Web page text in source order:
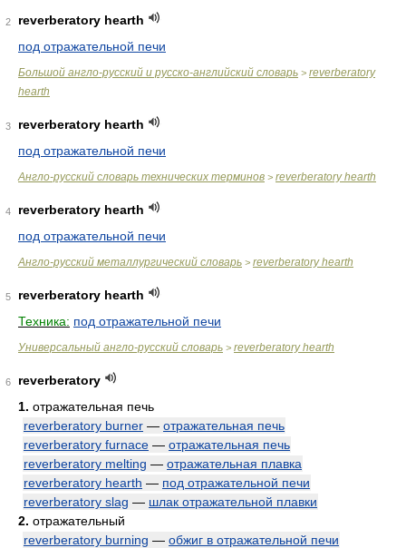
2
reverberatory hearth
под отражательной печи
Большой англо-русский и русско-английский словарь > reverberatory
hearth
3
reverberatory hearth
под отражательной печи
Англо-русский словарь технических терминов > reverberatory hearth
4
reverberatory hearth
под отражательной печи
Англо-русский металлургический словарь > reverberatory hearth
5
reverberatory hearth
Техника: под отражательной печи
Универсальный англо-русский словарь > reverberatory hearth
6
reverberatory
1. отражательная печь
reverberatory burner — отражательная печь
reverberatory furnace — отражательная печь
reverberatory melting — отражательная плавка
reverberatory hearth — под отражательной печи
reverberatory slag — шлак отражательной плавки
2. отражательный
reverberatory burning — обжиг в отражательной печи